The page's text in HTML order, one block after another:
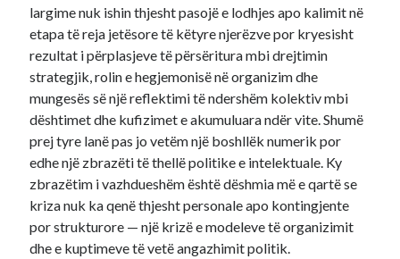
largime nuk ishin thjesht pasojë e lodhjes apo kalimit në
etapa të reja jetësore të këtyre njerëzve por kryesisht
rezultat i përplasjeve të përsëritura mbi drejtimin
strategjik, rolin e hegjemonisë në organizim dhe
mungesës së një reflektimi të ndershëm kolektiv mbi
dështimet dhe kufizimet e akumuluara ndër vite. Shumë
prej tyre lanë pas jo vetëm një boshllëk numerik por
edhe një zbrazëti të thellë politike e intelektuale. Ky
zbrazëtim i vazhdueshëm është dëshmia më e qartë se
kriza nuk ka qenë thjesht personale apo kontingjente
por strukturore — një krizë e modeleve të organizimit
dhe e kuptimeve të vetë angazhimit politik.